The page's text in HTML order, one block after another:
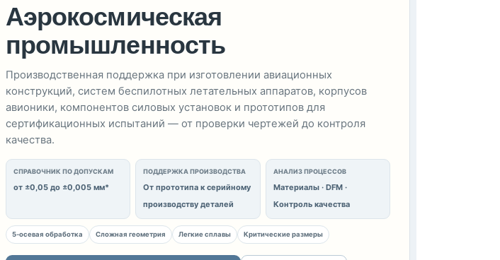
Аэрокосмическая
промышленность
Производственная поддержка при изготовлении авиационных
конструкций, систем беспилотных летательных аппаратов, корпусов
авионики, компонентов силовых установок и прототипов для
сертификационных испытаний — от проверки чертежей до контроля
качества.
СПРАВОЧНИК ПО ДОПУСКАМ
от ±0,05 до ±0,005 мм*
ПОДДЕРЖКА ПРОИЗВОДСТВА
От прототипа к серийному
производству деталей
АНАЛИЗ ПРОЦЕССОВ
Материалы · DFM ·
Контроль качества
5-осевая обработка Сложная геометрия Легкие сплавы Критические размеры